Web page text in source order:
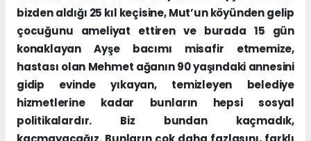
bizden aldığı 25 kıl keçisine, Mut’un köyünden gelip
çocuğunu ameliyat ettiren ve burada 15 gün
konaklayan Ayşe bacımı misafir etmemize,
hastası olan Mehmet ağanın 90 yaşındaki annesini
gidip evinde yıkayan, temizleyen belediye
hizmetlerine kadar bunların hepsi sosyal
politikalardır. Biz bundan kaçmadık,